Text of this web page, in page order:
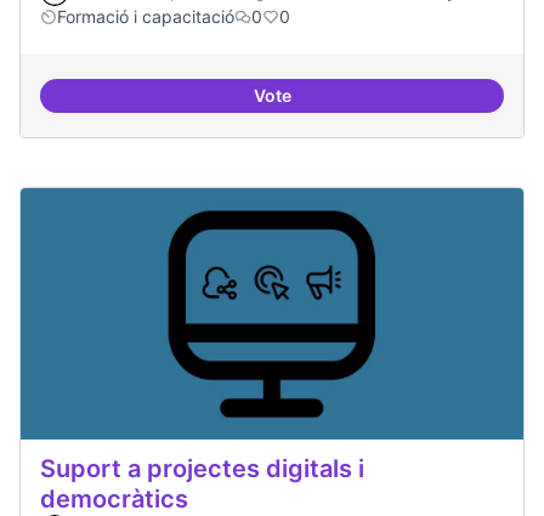
Formació i capacitació
0 0
VoteTallers de col·laboració
Suport a projectes digitals i
democràtics